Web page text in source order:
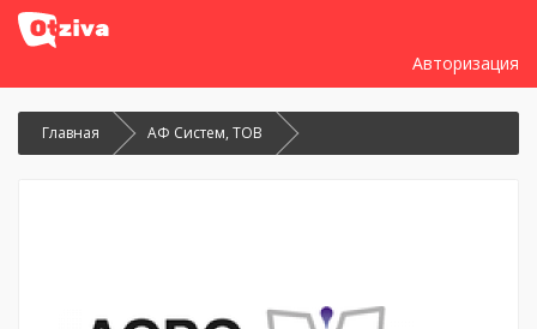
Авторизация
Главная АФ Систем, ТОВ